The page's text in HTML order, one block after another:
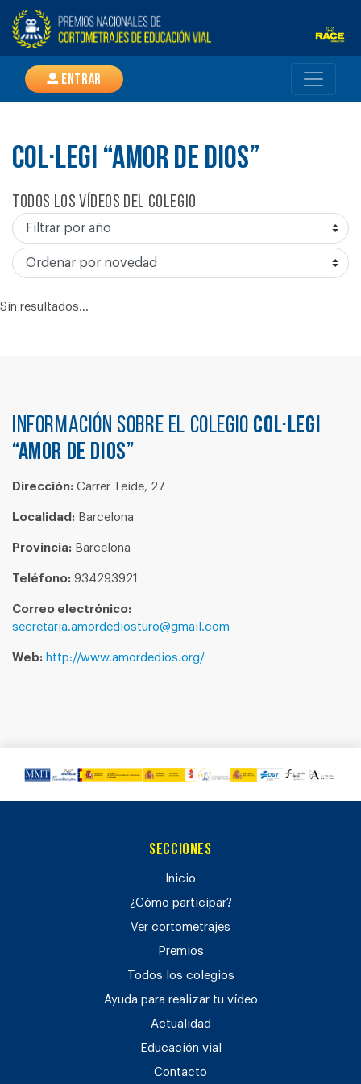
Entrar
COL·LEGI “AMOR DE DIOS”
Todos los vídeos del colegio
Sin resultados...
Información sobre el colegio COL·LEGI
“AMOR DE DIOS”
Dirección: Carrer Teide, 27
Localidad: Barcelona
Provincia: Barcelona
Teléfono: 934293921
Correo electrónico:
secretaria.amordediosturo@gmail.com
Web: http://www.amordedios.org/
Secciones
Inicio
¿Cómo participar?
Ver cortometrajes
Premios
Todos los colegios
Ayuda para realizar tu vídeo
Actualidad
Educación vial
Contacto